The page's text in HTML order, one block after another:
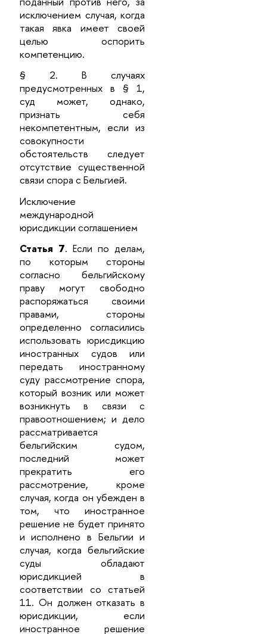
исключением случая, когда
такая явка имеет своей
целью оспорить
компетенцию.
§ 2. В случаях
предусмотренных в § 1,
суд может, однако,
признать себя
некомпетентным, если из
совокупности
обстоятельств следует
отсутствие существенной
связи спора с Бельгией.
Исключение
международной
юрисдикции соглашением
Статья 7. Если по делам,
по которым стороны
согласно бельгийскому
праву могут свободно
распоряжаться своими
правами, стороны
определенно согласились
использовать юрисдикцию
иностранных судов или
передать иностранному
суду рассмотрение спора,
который возник или может
возникнуть в связи с
правоотношением; и дело
рассматривается
бельгийским судом,
последний может
прекратить его
рассмотрение, кроме
случая, когда он убежден в
том, что иностранное
решение не будет принято
и исполнено в Бельгии и
случая, когда бельгийские
суды обладают
юрисдикцией в
соответствии со статьей
11. Он должен отказать в
юрисдикции, если
иностранное решение